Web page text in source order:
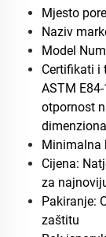
Mjesto
Naziv
Model
Certifikati i
ASTM
otpornost
Minimalna
Cijena:
za
Pakiranje:
zaštitu